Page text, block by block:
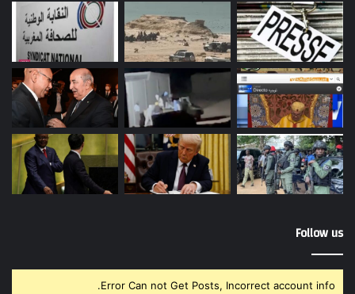
Follow us
Error Can not Get Posts, Incorrect account info.